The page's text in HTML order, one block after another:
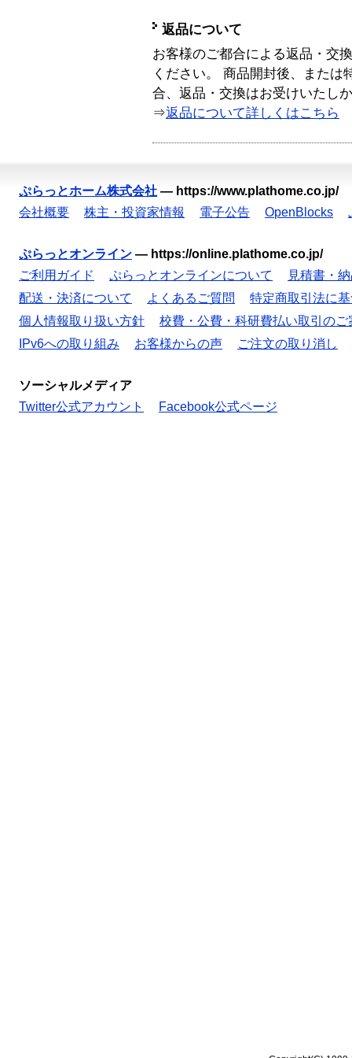
返品について
お客様のご都合による返品・交
ください。 商品開封後、または
合、返品・交換はお受けいたし
⇒返品について詳しくはこちら
ぷらっとホーム株式会社 — https://www.plathome.co.jp/
会社概要
株主・投資家情報 電子公告 OpenBlocks
ぷらっとオンライン — https://online.plathome.co.jp/
ご利用ガイド
ぷらっとオンラインについて
見積書・
配送・決済について
よくあるご質問
特定商取引法に
個人情報取り扱い方針
校費・公費・科研費払い取引のご
IPv6への取り組み
お客様からの声 ご注文の取り消し
ソーシャルメディア
Twitter公式アカウント
Facebook公式ページ